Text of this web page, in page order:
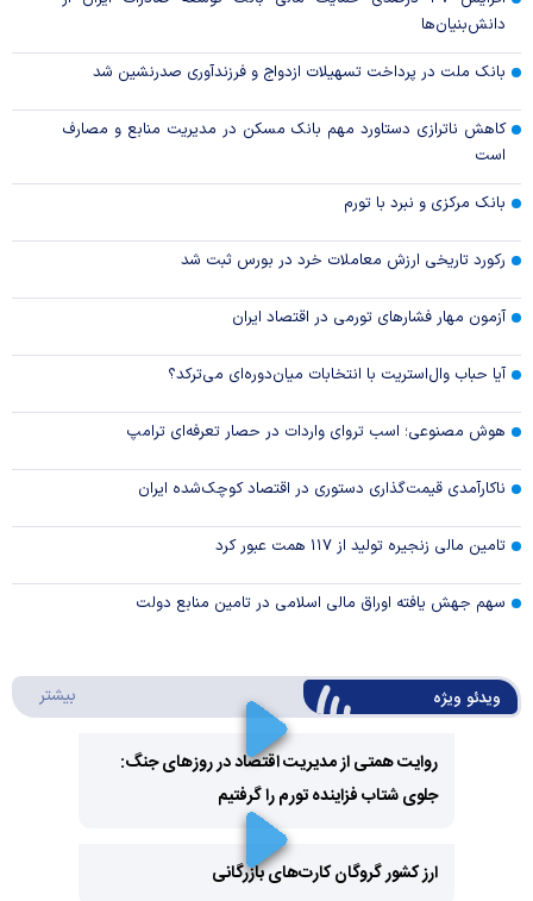
دانش‌بنیان‌ها
بانک ملت در پرداخت تسهیلات ازدواج و فرزندآوری صدرنشین شد
کاهش ناترازی دستاورد مهم بانک مسکن در مدیریت منابع و مصارف
است
بانک مرکزی و نبرد با تورم
رکورد تاریخی ارزش معاملات خرد در بورس ثبت شد
آزمون مهار فشار‌های تورمی در اقتصاد ایران
آیا حباب وال‌استریت با انتخابات میان‌دوره‌ای می‌ترکد؟
هوش مصنوعی؛ اسب تروای واردات در حصار تعرفه‌ای ترامپ
ناکارآمدی قیمت‌گذاری دستوری در اقتصاد کوچک‌شده ایران
تامین مالی زنجیره تولید از ۱۱۷ همت عبور کرد
سهم جهش یافته اوراق مالی اسلامی در تامین منابع دولت
ویدئو ویژه بیشتر
Play
Video
روایت همتی از مدیریت اقتصاد در روزهای جنگ:
جلوی شتاب فزاینده تورم را گرفتیم
ارز کشور گروگان کارت‌های بازرگانی